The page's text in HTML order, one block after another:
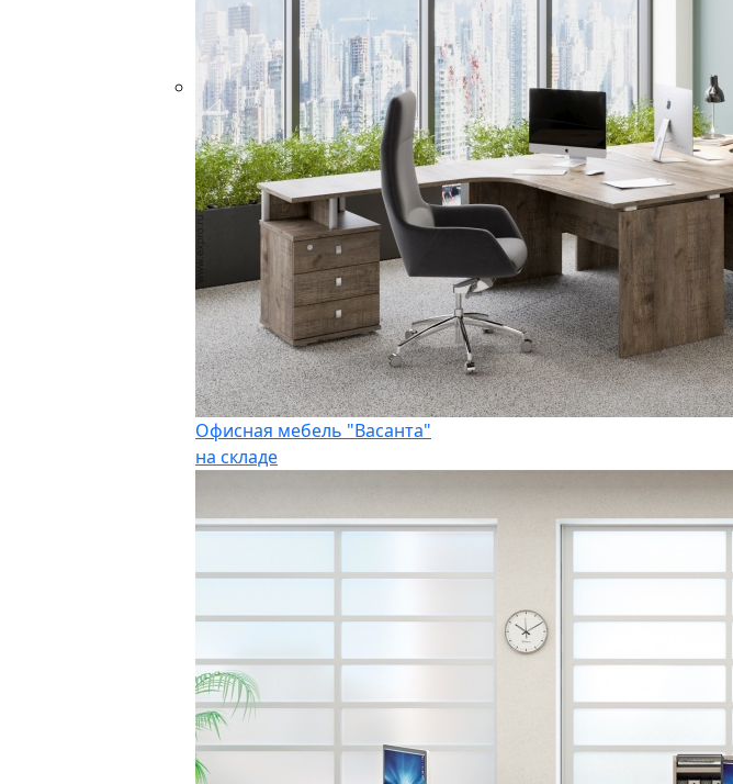
Офисная мебель "Васанта"
на складе